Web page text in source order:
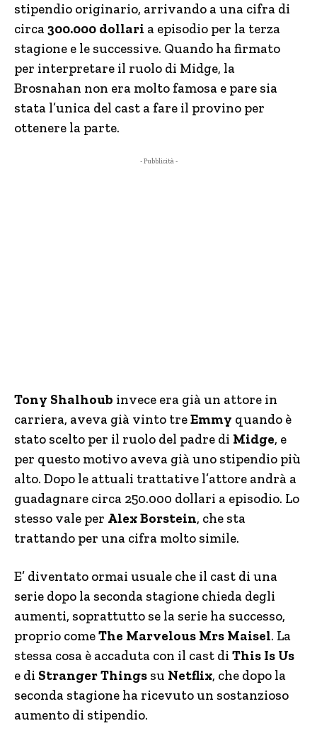
stipendio originario, arrivando a una cifra di
circa300.000 dollari a episodio per la terza
stagione e le successive. Quando ha firmato
per interpretare il ruolo di Midge, la
Brosnahan non era molto famosa e pare sia
stata l’unica del cast a fare il provino per
ottenere la parte.
- Pubblicità -
Tony Shalhoub invece era già un attore in
carriera, aveva già vinto treEmmy quando è
stato scelto per il ruolo del padre di Midge, e
per questo motivo aveva già uno stipendio più
alto. Dopo le attuali trattative l’attore andrà a
guadagnare circa 250.000 dollari a episodio. Lo
stesso vale per Alex Borstein, che sta
trattando per una cifra molto simile.
E’ diventato ormai usuale che il cast di una
serie dopo la seconda stagione chieda degli
aumenti, soprattutto se la serie ha successo,
proprio comeThe Marvelous Mrs Maisel. La
stessa cosa è accaduta con il cast di This Is Us
e di Stranger Things su Netflix, che dopo la
seconda stagione ha ricevuto un sostanzioso
aumento di stipendio.